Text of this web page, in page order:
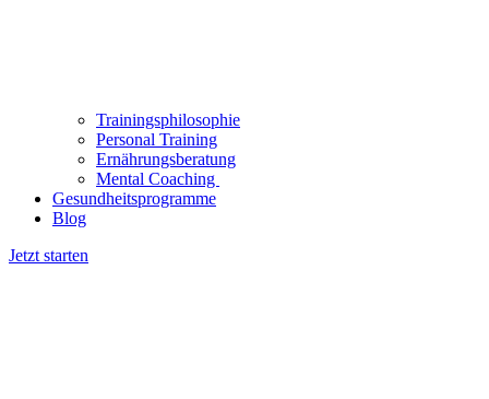
Trainingsphilosophie
Personal Training
Ernährungsberatung
Mental Coaching
Gesundheitsprogramme
Blog
Jetzt starten